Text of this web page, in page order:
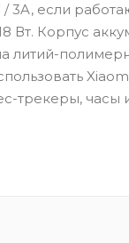
3A, если
Корпус
литий-
трекеры, часы